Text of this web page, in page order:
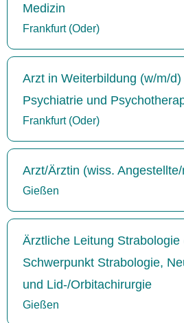
Medizin
Frankfurt (Oder)
Arzt in Weiterbildung (w/m/
Psychiatrie und
Frankfurt (Oder)
Arzt/Ärztin (wiss.
Gießen
Ärztliche Leitung Strabologie
Schwerpunkt Strabologie,
und Lid-/Orbitachirurgie
Gießen